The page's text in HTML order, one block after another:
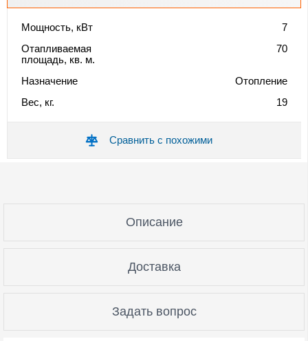
Мощность, кВт
7
Отапливаемая
площадь, кв. м.
70
Назначение
Отопление
Вес, кг.
19
Сравнить с похожими
Описание
Доставка
Задать вопрос